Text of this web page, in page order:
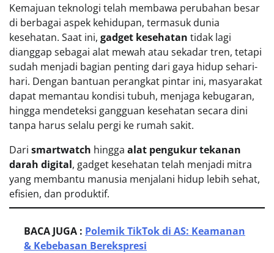
Kemajuan teknologi telah membawa perubahan besar
di berbagai aspek kehidupan, termasuk dunia
kesehatan. Saat ini, gadget kesehatan tidak lagi
dianggap sebagai alat mewah atau sekadar tren, tetapi
sudah menjadi bagian penting dari gaya hidup sehari-
hari. Dengan bantuan perangkat pintar ini, masyarakat
dapat memantau kondisi tubuh, menjaga kebugaran,
hingga mendeteksi gangguan kesehatan secara dini
tanpa harus selalu pergi ke rumah sakit.
Dari smartwatch hingga alat pengukur tekanan
darah digital, gadget kesehatan telah menjadi mitra
yang membantu manusia menjalani hidup lebih sehat,
efisien, dan produktif.
BACA JUGA : Polemik TikTok di AS: Keamanan
& Kebebasan Berekspresi